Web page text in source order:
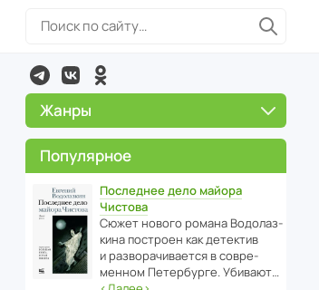
Жанры
Популярное
Последнее дело майора
Чистова
Сюжет нового романа Водо­ла­з­
кина пост­роен как дете­ктив
и разво­ра­чи­ва­ется в совре­
менном Пете­р­бурге. Убивают…